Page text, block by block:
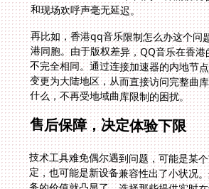
和现场欢呼声毫无延迟。
再比如，香港qq音乐限制怎么办这个问
港同胞。由于版权差异，QQ音乐在香港
不完全相同。通过连接加速器的内地节
变更为大陆地区，从而直接访问完整曲库
什么，不再受地域曲库限制的困扰。
售后保障，决定体验下限
技术工具难免偶尔遇到问题，可能是某
定，也可能是新设备兼容性出了小状况。
务的价值就凸显了。选择那些提供实时在
业技术团队支持的服务商至关重要。当你
接问题，能快速找到人解决，而不是发
海，这种体验上的差异是巨大的。靠谱的
节点线路，及时修复故障，确保你的回国